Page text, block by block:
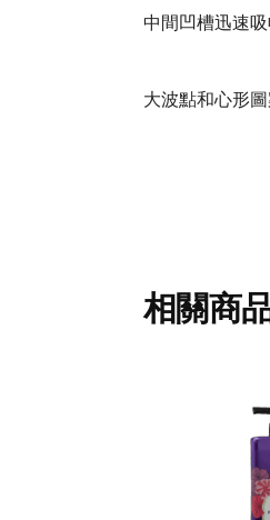
中間凹槽迅速吸
大波點和心形圖
相關商